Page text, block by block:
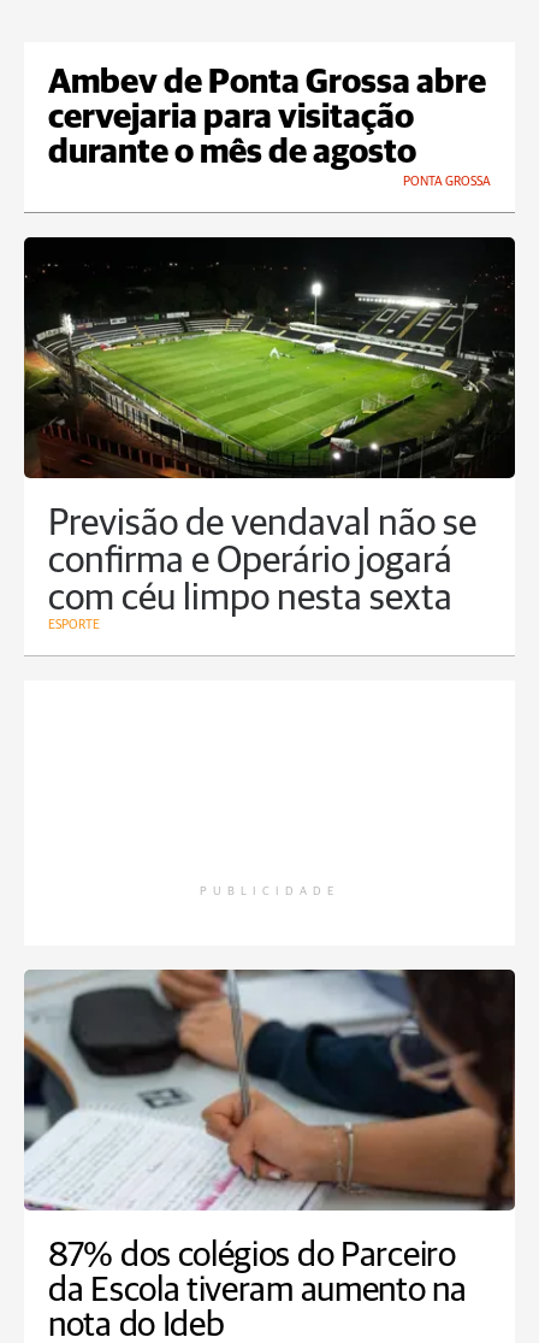
Ambev de Ponta Grossa abre
cervejaria para visitação
durante o mês de agosto
PONTA GROSSA
Previsão de vendaval não se
confirma e Operário jogará
com céu limpo nesta sexta
ESPORTE
PUBLICIDADE
87% dos colégios do Parceiro
da Escola tiveram aumento na
nota do Ideb